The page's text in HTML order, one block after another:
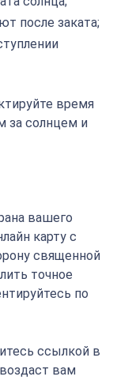
после заката;
время
за солнцем и
вашего
карту с
священной
точное
по
ссылкой в
вам